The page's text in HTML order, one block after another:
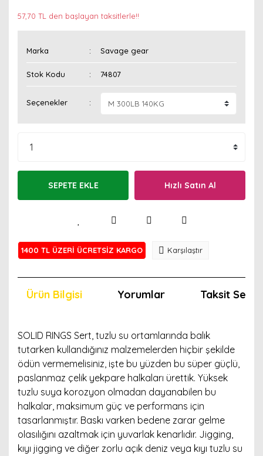
57,70 TL den başlayan taksitlerle!!
Marka Savage gear
Stok Kodu 74807
Seçenekler
SEPETE EKLE Hızlı Satın Al
1400 TL ÜZERİ ÜCRETSİZ KARGO Karşılaştır
Ürün Bilgisi Yorumlar Taksit
SOLID RINGS Sert, tuzlu su ortamlarında balık
tutarken kullandığınız malzemelerden hiçbir şekilde
ödün vermemelisiniz, işte bu yüzden bu süper güçlü,
paslanmaz çelik yekpare halkaları ürettik. Yüksek
tuzlu suya korozyon olmadan dayanabilen bu
halkalar, maksimum güç ve performans için
tasarlanmıştır. Baskı varken bedene zarar gelme
olasılığını azaltmak için yuvarlak kenarlıdır. Jigging,
kıyı jigging ve diğer zorlu açık deniz veya kıyı tuzlu su